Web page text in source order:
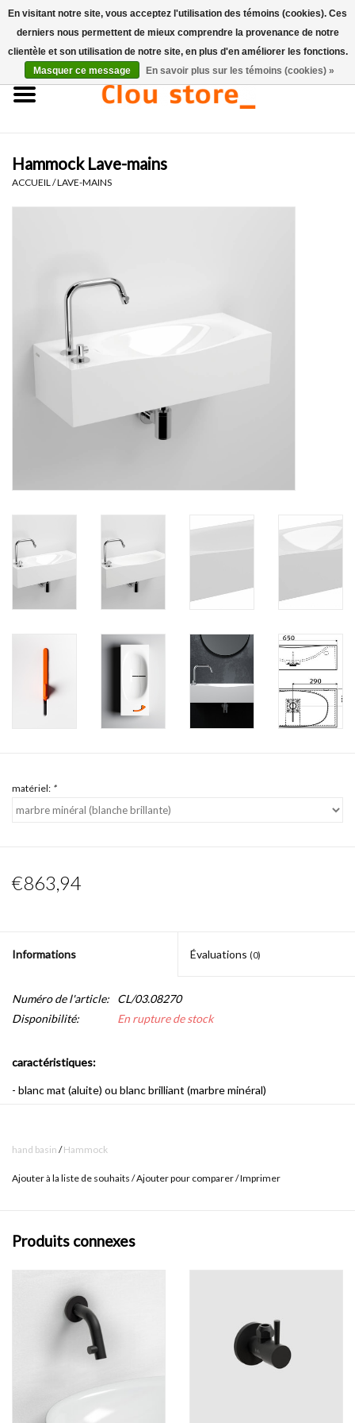
Accueil
Ensembles de lave-mains
Lave-mains
Robinets & vidanges
Meubles
Hammock Lave-mains
ACCUEIL /LAVE-MAINS
matériel: *
€863,94
Informations Évaluations (0)
Numéro de l'article:
CL/03.08270
Disponibilité:
En rupture de stock
caractéristiques:
- blanc mat (aluite) ou blanc brilliant (marbre minéral)
- avec bonde / trop-plein intégrée
- connexion pour siphon à la norme (1 1/4 ")
hand basin /Hammock
Ajouter à la liste de souhaits /Ajouter pour comparer/Imprimer
Produits connexes
En visitant notre site, vous acceptez l'utilisation des témoins (cookies). Ces
derniers nous permettent de mieux comprendre la provenance de notre
clientèle et son utilisation de notre site, en plus d'en améliorer les fonctions.
Masquer ce message
En savoir plus sur les témoins (cookies) »